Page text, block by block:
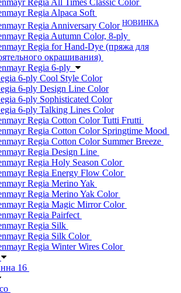
Regia Alpaca Soft
Regia Anniversary Color НОВИНКА
Regia Autumn Color, 8-ply
Regia for Hand-Dye (пряжа для
окрашивания)
Regia 6-ply
6-ply Cool Style Color
6-ply Design Line Color
6-ply Sophisticated Color
6-ply Talking Lines Color
Regia Cotton Color Tutti Frutti
Regia Cotton Color Springtime Mood
Regia Cotton Color Summer Breeze
Regia Design Line
Regia Holy Season Color
Regia Energy Flow Color
Regia Merino Yak
Regia Merino Yak Color
Regia Magic Mirror Color
Regia Pairfect
Regia Silk
Regia Silk Color
Regia Winter Wires Color
16